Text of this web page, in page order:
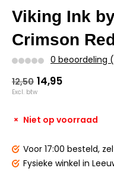
Viking Ink
Crimson
0 beoordeling
12,50 14,95
Excl. btw
Niet op voorraad
Voor 17:00 besteld,
Fysieke winkel in